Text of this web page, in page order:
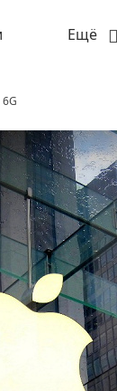
Ещё